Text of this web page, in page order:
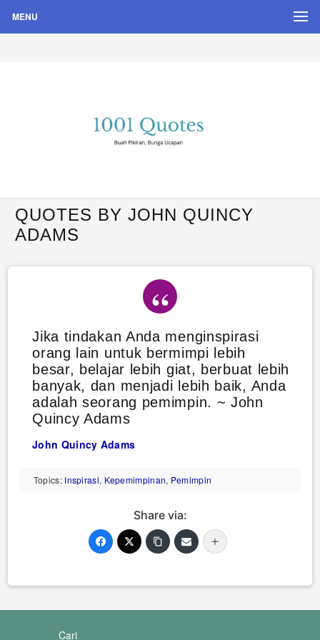
MENU
Quote Hari Puisi
QUOTES BY JOHN QUINCY
ADAMS
Jika tindakan Anda menginspirasi
orang lain untuk bermimpi lebih
besar, belajar lebih giat, berbuat lebih
banyak, dan menjadi lebih baik, Anda
adalah seorang pemimpin. ~ John
Quincy Adams
John Quincy Adams
Topics: Inspirasi, Kepemimpinan, Pemimpin
Share via:
Cari